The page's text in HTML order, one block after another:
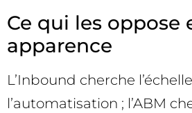
Ce qui les oppose
apparence
L’Inbound cherche
l’automatisation ; l’ABM